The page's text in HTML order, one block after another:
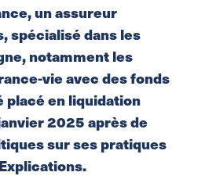
, un assureur
spécialisé dans les
notamment les
vie avec des fonds
placé en liquidation
2025 après de
sur ses pratiques